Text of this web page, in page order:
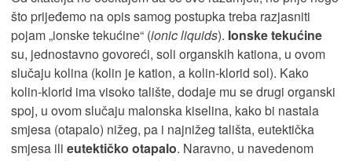
što prijeđemo na opis samog postupka treba razjasniti
pojam „ionske tekućine“ (ionic liquids). Ionske tekućine
su, jednostavno govoreći, soli organskih kationa, u ovom
slučaju kolina (kolin je kation, a kolin-klorid sol). Kako
kolin-klorid ima visoko talište, dodaje mu se drugi organski
spoj, u ovom slučaju malonska kiselina, kako bi nastala
smjesa (otapalo) nižeg, pa i najnižeg tališta, eutektička
smjesa ili eutektičko otapalo. Naravno, u navedenom